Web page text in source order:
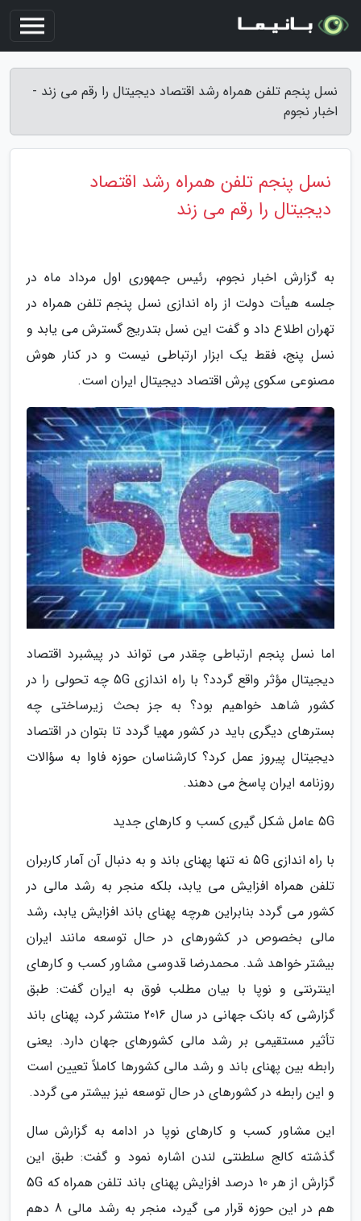
نسل پنجم تلفن همراه رشد اقتصاد دیجیتال را رقم می زند -
اخبار نجوم
نسل پنجم تلفن همراه رشد اقتصاد
دیجیتال را رقم می زند
به گزارش اخبار نجوم، رئیس جمهوری اول مرداد ماه در
جلسه هیأت دولت از راه اندازی نسل پنجم تلفن همراه در
تهران اطلاع داد و گفت این نسل بتدریج گسترش می یابد و
نسل پنج، فقط یک ابزار ارتباطی نیست و در کنار هوش
مصنوعی سکوی پرش اقتصاد دیجیتال ایران است.
اما نسل پنجم ارتباطی چقدر می تواند در پیشبرد اقتصاد
دیجیتال مؤثر واقع گردد؟ با راه اندازی 5G چه تحولی را در
کشور شاهد خواهیم بود؟ به جز بحث زیرساختی چه
بسترهای دیگری باید در کشور مهیا گردد تا بتوان در اقتصاد
دیجیتال پیروز عمل کرد؟ کارشناسان حوزه فاوا به سؤالات
روزنامه ایران پاسخ می دهند.
5G عامل شکل گیری کسب و کارهای جدید
با راه اندازی 5G نه تنها پهنای باند و به دنبال آن آمار کاربران
تلفن همراه افزایش می یابد، بلکه منجر به رشد مالی در
کشور می گردد بنابراین هرچه پهنای باند افزایش یابد، رشد
مالی بخصوص در کشورهای در حال توسعه مانند ایران
بیشتر خواهد شد. محمدرضا قدوسی مشاور کسب و کارهای
اینترنتی و نوپا با بیان مطلب فوق به ایران گفت: طبق
گزارشی که بانک جهانی در سال 2016 منتشر کرد، پهنای باند
تأثیر مستقیمی بر رشد مالی کشورهای جهان دارد. یعنی
رابطه بین پهنای باند و رشد مالی کشورها کاملاً تعیین است
و این رابطه در کشورهای در حال توسعه نیز بیشتر می گردد.
این مشاور کسب و کارهای نوپا در ادامه به گزارش سال
گذشته کالج سلطنتی لندن اشاره نمود و گفت: طبق این
گزارش از هر 10 درصد افزایش پهنای باند تلفن همراه که 5G
هم در این حوزه قرار می گیرد، منجر به رشد مالی 8 دهم